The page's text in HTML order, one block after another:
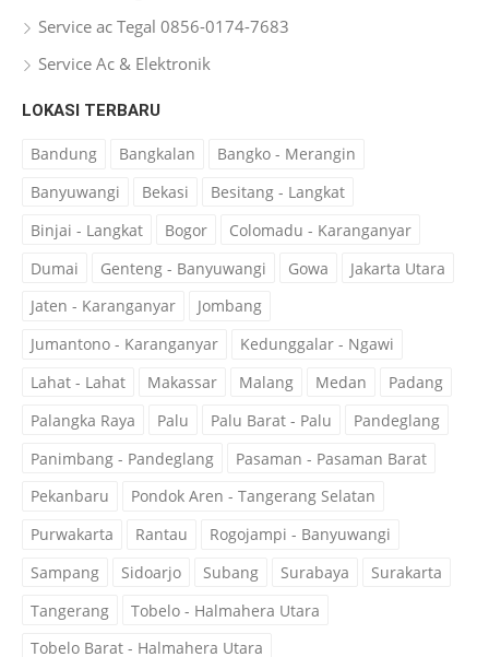
Service ac Tegal 0856-0174-7683
Service Ac & Elektronik
LOKASI TERBARU
Bandung Bangkalan
Bangko - Merangin
Banyuwangi
Bekasi
Besitang - Langkat
Binjai - Langkat
Bogor
Colomadu - Karanganyar
Dumai
Genteng - Banyuwangi Gowa
Jakarta Utara
Jaten - Karanganyar
Jombang
Jumantono - Karanganyar
Kedunggalar - Ngawi
Lahat - Lahat
Makassar Malang Medan
Padang
Palangka Raya
Palu Palu Barat - Palu
Pandeglang
Panimbang - Pandeglang
Pasaman - Pasaman Barat
Pekanbaru
Pondok Aren - Tangerang Selatan
Purwakarta
Rantau
Rogojampi - Banyuwangi
Sampang
Sidoarjo Subang Surabaya
Surakarta
Tangerang
Tobelo - Halmahera Utara
Tobelo Barat - Halmahera Utara